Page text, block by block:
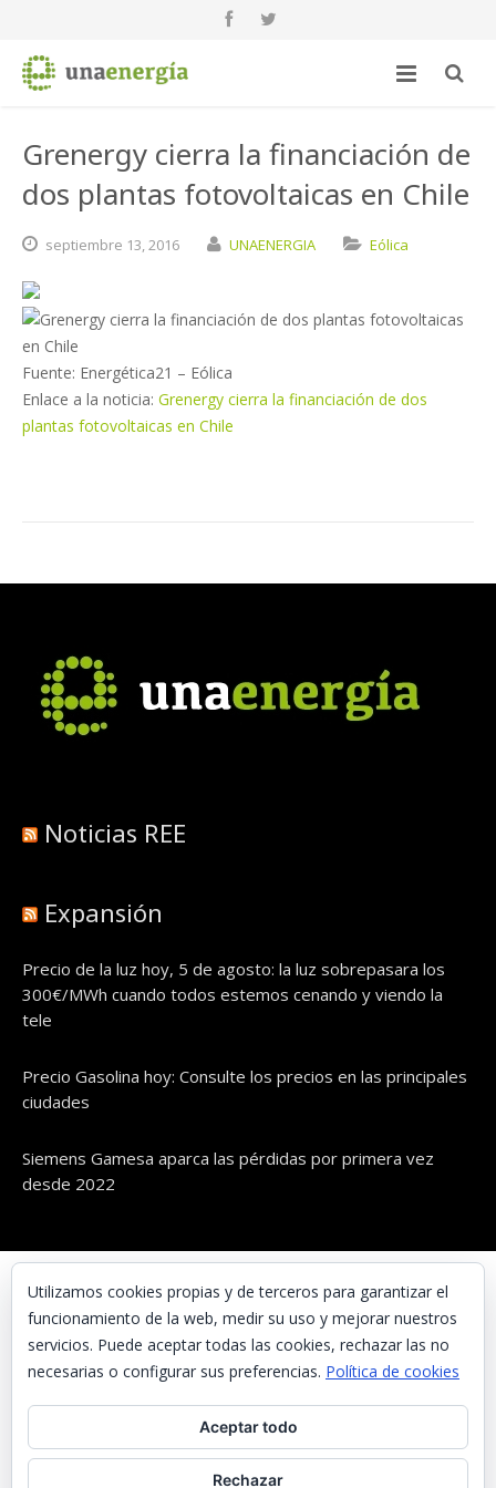
Grenergy cierra la financiación de
dos plantas fotovoltaicas en Chile
septiembre 13,2016 UNAENERGIA Eólica
Fuente: Energética21 – Eólica
Enlace a la noticia: Grenergy cierra la financiación de dos
plantas fotovoltaicas en Chile
Noticias REE
Expansión
Precio de la luz hoy, 5 de agosto: la luz sobrepasara los
300€/MWh cuando todos estemos cenando y viendo la
tele
Precio Gasolina hoy: Consulte los precios en las principales
ciudades
Siemens Gamesa aparca las pérdidas por primera vez
desde 2022
© UNAENERGÍA, S.L.
Inicio
Contacta con nosotros
Preguntas frecuentes
Aviso Legal
Utilizamos cookies propias y de terceros para garantizar el
funcionamiento de la web, medir su uso y mejorar nuestros
servicios. Puede aceptar todas las cookies, rechazar las no
necesarias o configurar sus preferencias. Política de cookies
Aceptar todo
Rechazar